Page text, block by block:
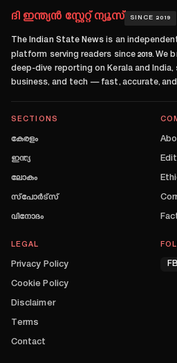
ദി ഇന്ത്യൻ സ്റ്റേറ്റ് ന്യൂസ് SINCE 2019
The Indian State News is an
platform serving readers since 2019. We
deep-dive reporting on Kerala and
business, and tech — fast, accurate,
SECTIONS
കേരളം
ഇന്ത്യ
ലോകം
സ്പോർട്സ്
വിനോദം
LEGAL
Privacy Policy
Cookie Policy
Disclaimer
Terms
Contact
FB